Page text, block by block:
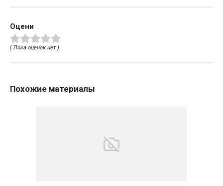
Оцени
( Пока оценок нет )
Похожие материалы